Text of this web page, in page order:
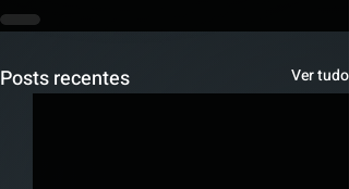
Posts recentes Ver tudo